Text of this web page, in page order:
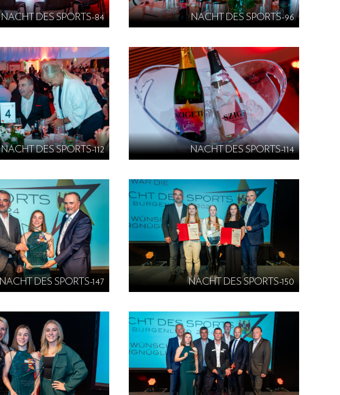
NACHT DES SPORTS-84 NACHT DES SPORTS-96
NACHT DES SPORTS-112 NACHT DES SPORTS-114
NACHT DES SPORTS-147 NACHT DES SPORTS-150